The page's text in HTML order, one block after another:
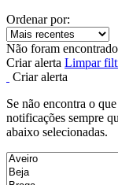
Ordenar por:
Não foram
Criar alerta Limpar
Criar alerta
Se não encontra o
notificações sempre
abaixo selecionadas.